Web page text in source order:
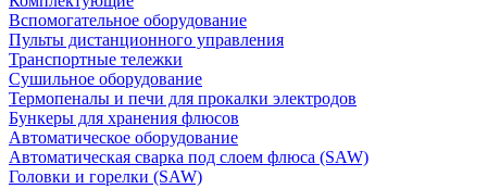
Вспомогательное оборудование
Пульты дистанционного управления
Транспортные тележки
Сушильное оборудование
Термопеналы и печи для прокалки электродов
Бункеры для хранения флюсов
Автоматическое оборудование
Автоматическая сварка под слоем флюса (SAW)
Головки и горелки (SAW)